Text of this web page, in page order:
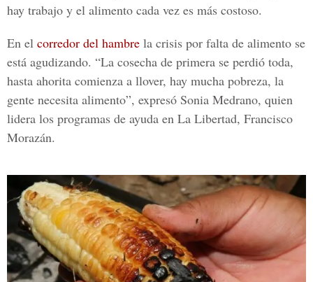
hay trabajo y el alimento cada vez es más costoso.
En el corredor del hambre la crisis por falta de alimento se
está agudizando. “La cosecha de primera se perdió toda,
hasta ahorita comienza a llover, hay mucha pobreza, la
gente necesita alimento”, expresó Sonia Medrano, quien
lidera los programas de ayuda en La Libertad, Francisco
Morazán.